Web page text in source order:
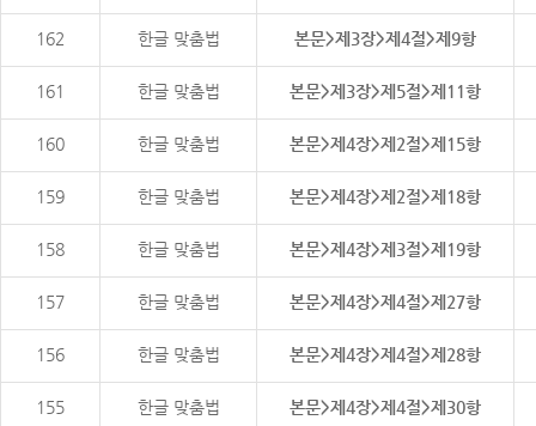
162 한글 맞춤법 본문>제3장>제4절>제9항
161 한글 맞춤법 본문>제3장>제5절>제11항
160 한글 맞춤법 본문>제4장>제2절>제15항
159 한글 맞춤법 본문>제4장>제2절>제18항
158 한글 맞춤법 본문>제4장>제3절>제19항
157 한글 맞춤법 본문>제4장>제4절>제27항
156 한글 맞춤법 본문>제4장>제4절>제28항
155 한글 맞춤법 본문>제4장>제4절>제30항